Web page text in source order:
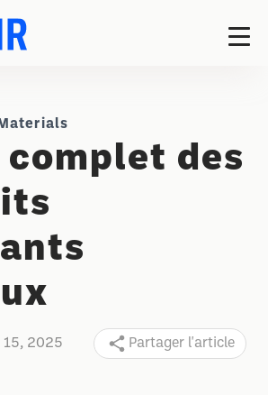
complet des
15, 2025 Partager l'article